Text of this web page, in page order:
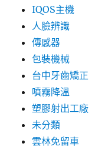
IQOS主機
人臉辨識
傳感器
包裝機械
台中牙齒矯正
噴霧降溫
塑膠射出工廠
未分類
雲林免留車